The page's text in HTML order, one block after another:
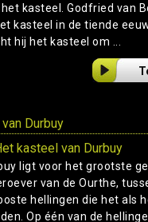
kasteel. Godfried van
kasteel in de tiende
hij het kasteel om ...
Durbuy
ligt voor het grootste
van de Ourthe,
hellingen die het als
Op één van de